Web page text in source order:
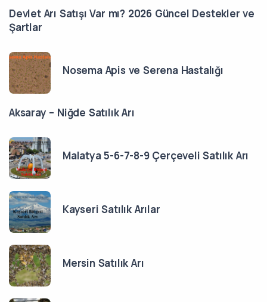
Devlet Arı Satışı Var mı? 2026 Güncel Destekler ve
Şartlar
Nosema Apis ve Serena Hastalığı
Aksaray – Niğde Satılık Arı
Malatya 5-6-7-8-9 Çerçeveli Satılık Arı
Kayseri Satılık Arılar
Mersin Satılık Arı